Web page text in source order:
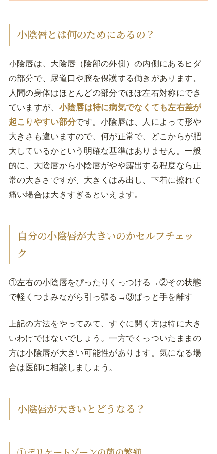
小陰唇とは何のためにあるの？
小陰唇は、大陰唇（陰部の外側）の内側にあるヒダ
の部分で、尿道口や膣を保護する働きがあります。
人間の身体はほとんどの部分でほぼ左右対称にでき
ていますが、 小陰唇は特に病気でなくても左右差が
起こりやすい部分です。小陰唇は、人によって形や
大きさも違いますので、何が正常で、どこからが肥
大しているかという明確な基準はありません。一般
的に、大陰唇から小陰唇がやや露出する程度なら正
常の大きさですが、大きくはみ出し、下着に擦れて
痛い場合は大きすぎるといえます。
自分の小陰唇が大きいのかセルフチェッ
ク
①左右の小陰唇をぴったりくっつける→②その状態
で軽くつまみながら引っ張る→③ぱっと手を離す
上記の方法をやってみて、すぐに開く方は特に大き
いわけではないでしょう。一方でくっついたままの
方は小陰唇が大きい可能性があります。気になる場
合は医師に相談しましょう。
小陰唇が大きいとどうなる？